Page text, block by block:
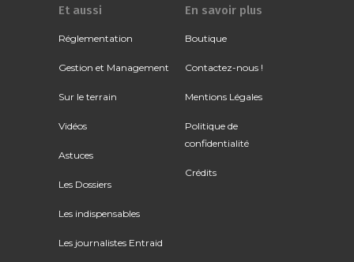
Et aussi
Réglementation
Gestion et Management
Sur le terrain
Vidéos
Astuces
Les Dossiers
Les indispensables
Les journalistes Entraid
En savoir plus
Boutique
Contactez-nous !
Mentions Légales
Politique de
confidentialité
Crédits